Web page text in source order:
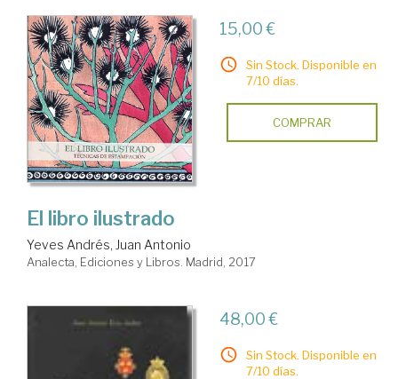
15,00 €
Sin Stock. Disponible en
7/10 días.
COMPRAR
El libro ilustrado
Yeves Andrés, Juan Antonio
Analecta, Ediciones y Libros. Madrid, 2017
48,00 €
Sin Stock. Disponible en
7/10 días.